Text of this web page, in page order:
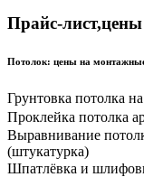
Прайс-
Потолок: цены на
Грунтовка потолка
Проклейка потолка
Выравнивание
(штукатурка)
Шпатлёвка и